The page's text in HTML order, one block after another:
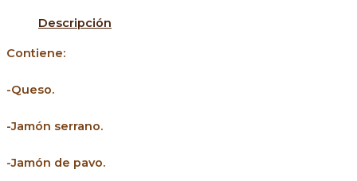
Descripción
Contiene:
-Queso.
-Jamón serrano.
-Jamón de pavo.